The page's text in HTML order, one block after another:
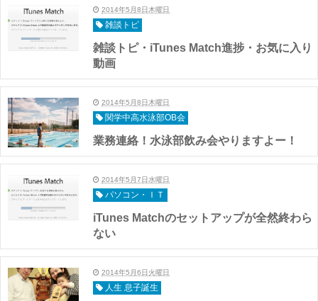
2014年5月8日木曜日
雑談トピ
雑談トピ・iTunes Match進捗・お気に入り
動画
2014年5月8日木曜日
関学中高水泳部OB会
業務連絡！水泳部飲み会やりますよー！
2014年5月7日水曜日
パソコン・ＩＴ
iTunes Matchのセットアップが全然終わら
ない
2014年5月6日火曜日
人生 息子誕生